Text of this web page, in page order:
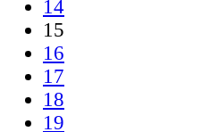
14
15
16
17
18
19